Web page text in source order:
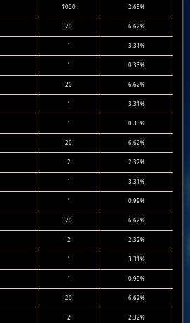
1000 2.65%
20 6.62%
1 3.31%
1 0.33%
20 6.62%
1 3.31%
1 0.33%
20 6.62%
2 2.32%
1 3.31%
1 0.99%
20 6.62%
2 2.32%
1 3.31%
1 0.99%
20 6.62%
2 2.32%